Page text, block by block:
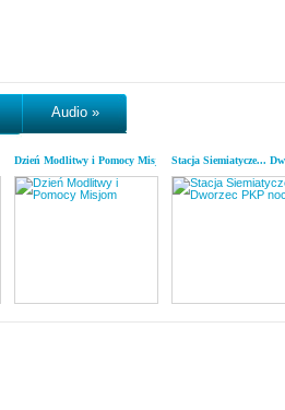
Audio »
Dzień Modlitwy i Pomocy MisjomStacja Siemiatycze...